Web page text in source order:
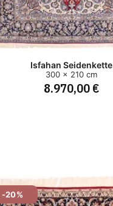
Isfahan Seidenkette
300 x 210 cm
8.970,00 €
-20%